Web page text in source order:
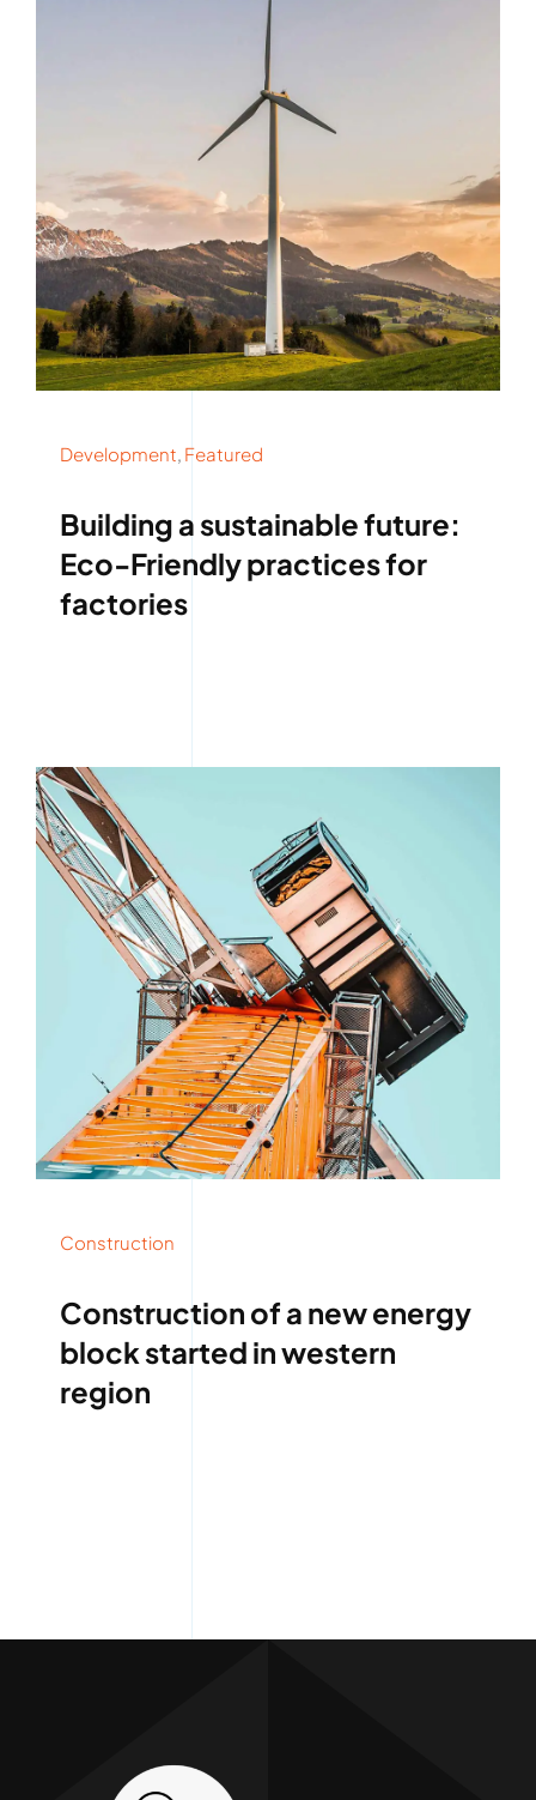
Rockronde
Development Featured
Building a sustainable future:
Eco-Friendly practices for
factories
Construction
Construction of a new energy
block started in western
region